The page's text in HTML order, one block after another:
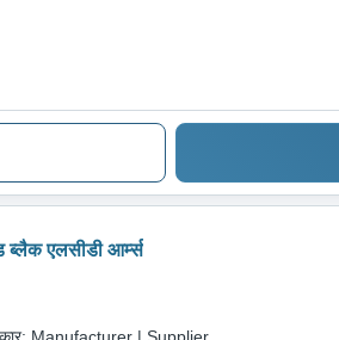
ब्लैक एलसीडी आर्म्स
Manufacturer | Supplier